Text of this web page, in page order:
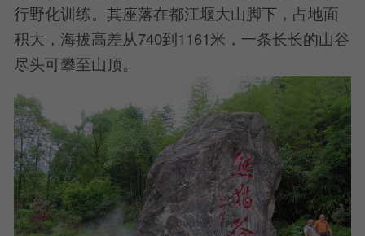
行野化训练。其座落在都江堰大山脚下，占地面
积大，海拔高差从740到1161米，一条长长的山谷
尽头可攀至山顶。